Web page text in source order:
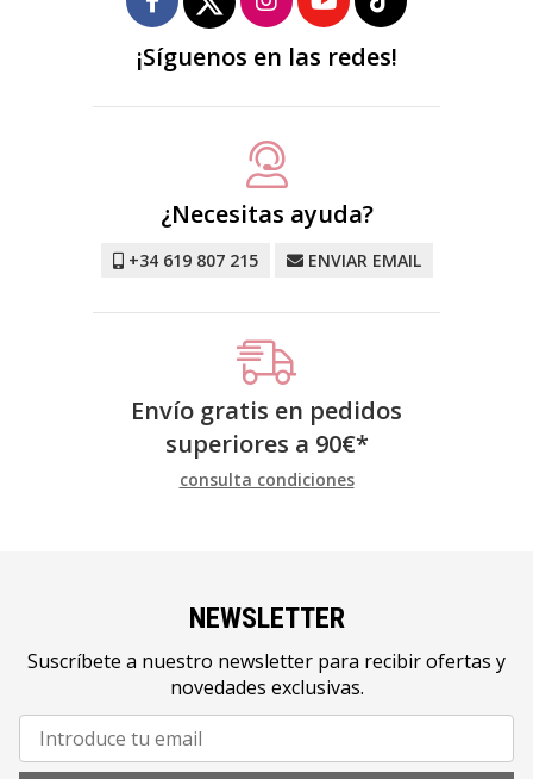
¡Síguenos en las redes!
¿Necesitas ayuda?
+34 619 807 215 ENVIAR EMAIL
Envío gratis en pedidos
superiores a 90€*
consulta condiciones
NEWSLETTER
Suscríbete a nuestro newsletter para recibir ofertas y
novedades exclusivas.